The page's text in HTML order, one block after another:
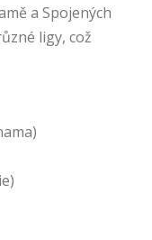
a Spojených
ligy, což